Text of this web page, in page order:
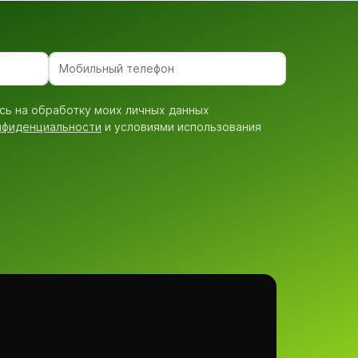
на обработку моих личных данных
и условиями использования